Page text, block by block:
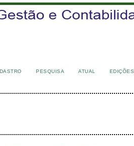
PESQUISA ATUAL EDIÇÕES